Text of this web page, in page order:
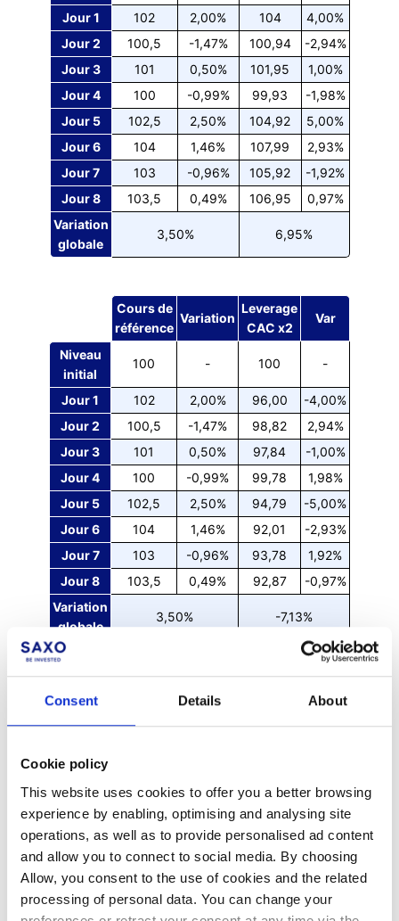
Consent Details About
Cookie policy
This website uses cookies to offer you a better browsing
experience by enabling, optimising and analysing site
operations, as well as to provide personalised ad content
and allow you to connect to social media. By choosing
Allow, you consent to the use of cookies and the related
processing of personal data. You can change your
Jour 1 102 2,00% 104
4,00%
Jour 2
100,5 -1,47% 100,94
-2,94%
Jour 3
101 0,50% 101,95
1,00%
Jour 4
100 -0,99% 99,93
-1,98%
Jour 5
102,5 2,50% 104,92
5,00%
Jour 6
104 1,46% 107,99
2,93%
Jour 7
103 -0,96% 105,92
-1,92%
Jour 8
103,5 0,49% 106,95
0,97%
Variation
globale
3,50% 6,95%
Cours de
référence
Variation
Leverage
CAC x2
Var
Niveau
initial
100 - 100 -
Jour 1 102 2,00% 96,00
-4,00%
Jour 2
100,5 -1,47% 98,82
2,94%
Jour 3
101 0,50% 97,84
-1,00%
Jour 4
100 -0,99% 99,78
1,98%
Jour 5
102,5 2,50% 94,79
-5,00%
Jour 6
104 1,46% 92,01
-2,93%
Jour 7
103 -0,96% 93,78
1,92%
Jour 8
103,5 0,49% 92,87
-0,97%
Variation
globale
3,50% -7,13%
serait calculé sur une période plus longue qu’une journée ne
sera pas strictement égal à la variation du cours de référence
parfaitement cela car la variation du Leverage x2 n'est pas
égale à la variation du cours de référence multiplié par deux.
Fonctionnement
Comment acheter ou vendre les Leverage/Short ?
La négociation des Leverage/Short s’effectue de la même